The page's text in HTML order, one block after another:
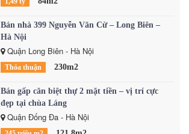
Bán nhà 399 Nguyễn Văn Cừ – Long Biên –
Hà Nội
Quận Long Biên - Hà Nội
Thỏa thuận 230m2
Bán gấp căn biệt thự 2 mặt tiền – vị trí cực
đẹp tại chùa Láng
Quận Đống Đa - Hà Nội